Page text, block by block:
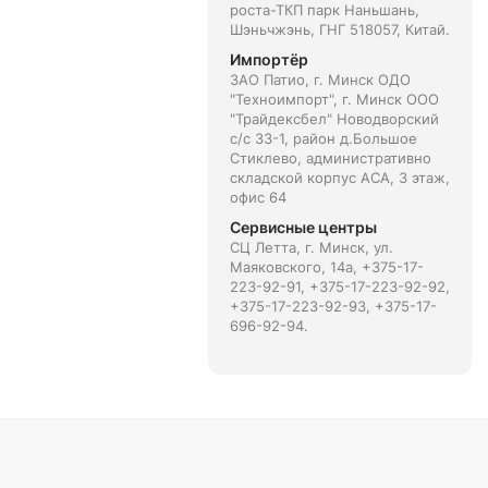
роста-ТКП парк Наньшань,
Шэньчжэнь, ГНГ 518057, Китай.
Импортёр
ЗАО Патио, г. Минск ОДО
"Техноимпорт", г. Минск ООО
"Трайдексбел" Новодворский
с/с 33-1, район д.Большое
Стиклево, административно
складской корпус АСА, 3 этаж,
офис 64
Сервисные центры
СЦ Летта, г. Минск, ул.
Маяковского, 14а, +375-17-
223-92-91, +375-17-223-92-92,
+375-17-223-92-93, +375-17-
696-92-94.